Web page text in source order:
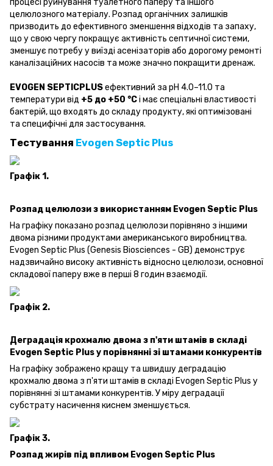
целюлозного матеріалу. Розпад органічних залишків
призводить до ефективного зменшення відходів та запаху,
що у свою чергу покращує активність септичної системи,
зменшує потребу у виїзді асенізаторів або дорогому ремонті
каналізаційних насосів та може значно покращити дренаж.
EVOGEN SEPTICPLUSефективний за pH 4.0–11.0 та
температури від +5 до +50 °Сі має спеціальні властивості
бактерій, що входять до складу продукту, які оптимізовані
та специфічні для застосування.
Тестування Evogen Septic Plus
Графік 1.
Розпад целюлози з використанням Evogen Septic Plus
На графіку показано розпад целюлози порівняно з іншими
двома різними продуктами американського виробництва.
Evogen Septic Plus (Genesis Biosciences - GB) демонструє
надзвичайно високу активність відносно целюлози, основної
складової паперу вже в перші 8 годин взаємодії.
Графік 2.
Деградація крохмалю двома з п'яти штамів в складі
Evogen Septic Plus у порівнянні зі штамами конкурентів
На графіку зображено кращу та швидшу деградацію
крохмалю двома з п'яти штамів в складі Evogen Septic Plus у
порівнянні зі штамами конкурентів. У міру деградації
субстрату насичення киснем зменшується.
Графік 3.
Розпад жирів під впливом Evogen Septic Plus